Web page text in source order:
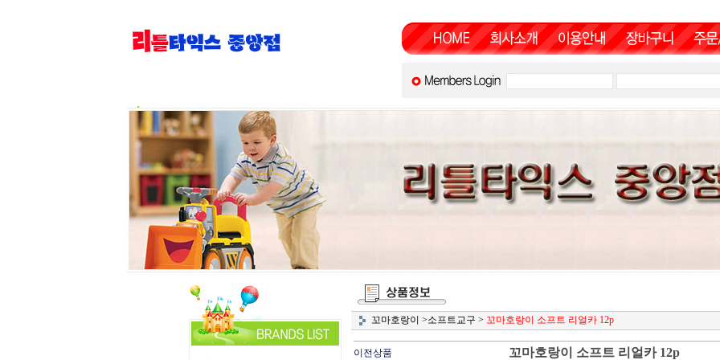
꼬마호랑이 >소프트교구 > 꼬마호랑이 소프트 리얼카 12p
이전상품 꼬마호랑이 소프트 리얼카 12p